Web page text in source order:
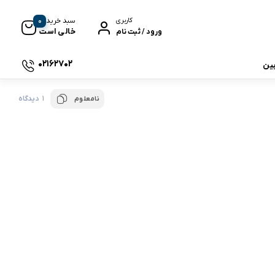
کاربری
ورود / ثبت نام
سبد خرید
خالی است
0
02162702
نامعلوم 1 دیدگاه